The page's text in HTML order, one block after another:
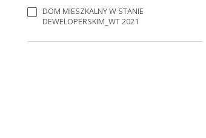
DOM MIESZKALNY W STANIE
DEWELOPERSKIM_WT 2021